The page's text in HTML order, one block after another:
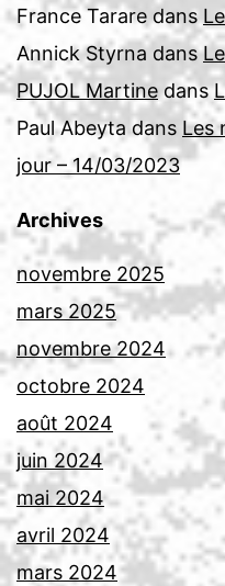
France Tarare dans
Annick Styrna dans
PUJOL Martine dans
Paul Abeyta dans Les
jour – 14/03/2023
Archives
novembre 2025
mars 2025
novembre 2024
octobre 2024
août 2024
juin 2024
mai 2024
avril 2024
mars 2024